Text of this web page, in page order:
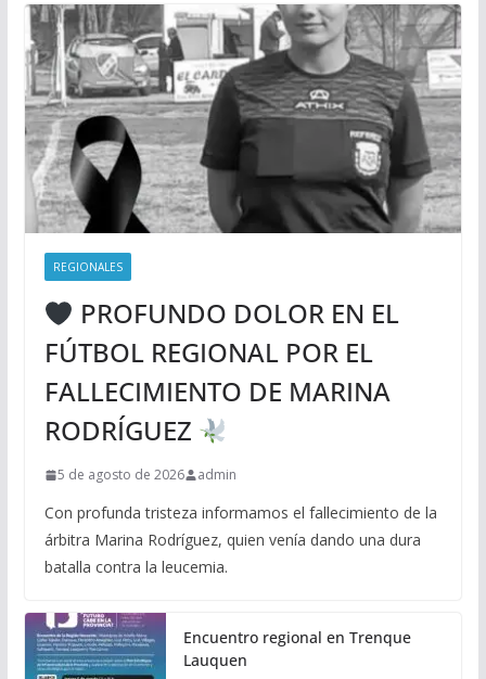
REGIONALES
PROFUNDO DOLOR EN EL
FÚTBOL REGIONAL POR EL
FALLECIMIENTO DE MARINA
RODRÍGUEZ
5 de agosto de 2026 admin
Con profunda tristeza informamos el fallecimiento de la
árbitra Marina Rodríguez, quien venía dando una dura
batalla contra la leucemia.
Encuentro regional en Trenque
Lauquen